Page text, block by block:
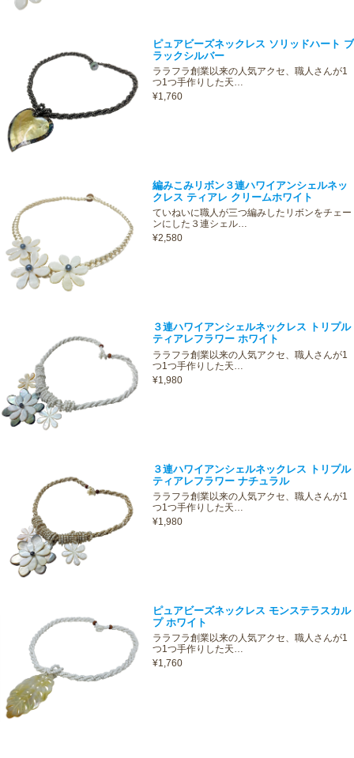
ピュアビーズネックレス ソリッドハート ブ
ラックシルバー
ララフラ創業以来の人気アクセ、職人さんが1
つ1つ手作りした天…
¥1,760
編みこみリボン３連ハワイアンシェルネッ
クレス ティアレ クリームホワイト
ていねいに職人が三つ編みしたリボンをチェー
ンにした３連シェル…
¥2,580
３連ハワイアンシェルネックレス トリプル
ティアレフラワー ホワイト
ララフラ創業以来の人気アクセ、職人さんが1
つ1つ手作りした天…
¥1,980
３連ハワイアンシェルネックレス トリプル
ティアレフラワー ナチュラル
ララフラ創業以来の人気アクセ、職人さんが1
つ1つ手作りした天…
¥1,980
ピュアビーズネックレス モンステラスカル
プ ホワイト
ララフラ創業以来の人気アクセ、職人さんが1
つ1つ手作りした天…
¥1,760